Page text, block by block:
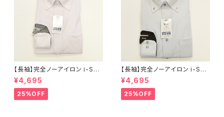
【長袖】完全ノーアイロン i-Shir
t｜ワイシャツ 形態安定 レギュ
ラーシルエット ボタンダウン ド
ビー メンズ ビジネス dhw397
a-bd-91 ラベンダー
¥4,695
25%OFF
【長袖】完全ノーアイロン i-Shir
t｜ワイシャツ 形態安定 レギュ
ラーシルエット ボタンダウン ド
ビー メンズ ビジネス dhw397
a-bd-12 L.グレー
¥4,695
25%OFF